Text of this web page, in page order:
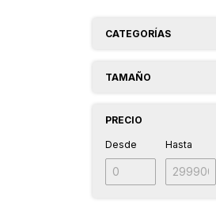
CATEGORÍAS
TAMAÑO
PRECIO
Desde Hasta